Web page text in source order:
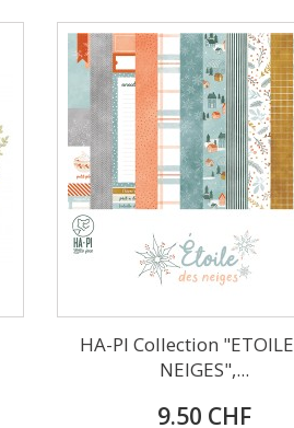
HA-PI Collection
NEIGES",...
9.50 CHF